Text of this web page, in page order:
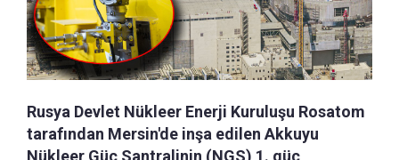
Rusya Devlet Nükleer Enerji Kuruluşu Rosatom
tarafından Mersin'de inşa edilen Akkuyu
Nükleer Güç Santralinin (NGS) 1. güç